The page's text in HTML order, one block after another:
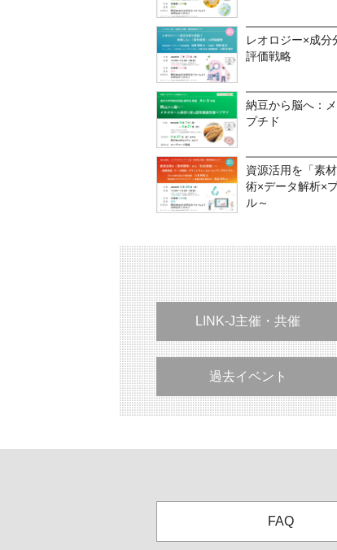
レオロジー×成
評価戦略
納豆から脳へ：
プチド
資源活用を「素
術×データ解析×
ル～
LINK-J主催・共催
過去イベント
FAQ